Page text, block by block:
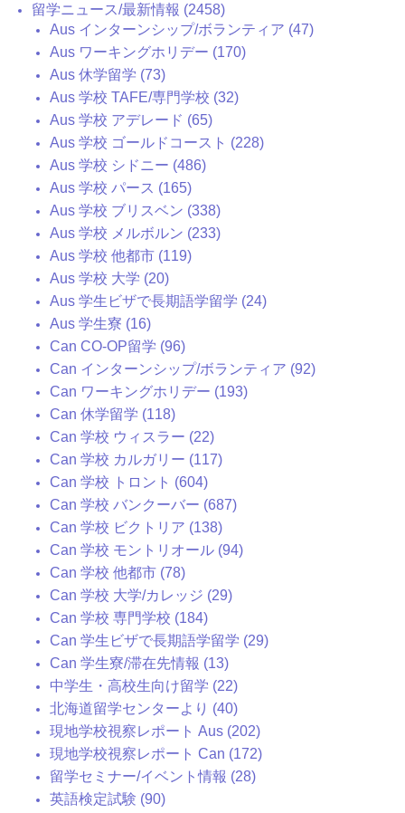
留学ニュース/最新情報 (2458)
Aus インターンシップ/ボランティア (47)
Aus ワーキングホリデー (170)
Aus 休学留学 (73)
Aus 学校 TAFE/専門学校 (32)
Aus 学校 アデレード (65)
Aus 学校 ゴールドコースト (228)
Aus 学校 シドニー (486)
Aus 学校 パース (165)
Aus 学校 ブリスベン (338)
Aus 学校 メルボルン (233)
Aus 学校 他都市 (119)
Aus 学校 大学 (20)
Aus 学生ビザで長期語学留学 (24)
Aus 学生寮 (16)
Can CO-OP留学 (96)
Can インターンシップ/ボランティア (92)
Can ワーキングホリデー (193)
Can 休学留学 (118)
Can 学校 ウィスラー (22)
Can 学校 カルガリー (117)
Can 学校 トロント (604)
Can 学校 バンクーバー (687)
Can 学校 ビクトリア (138)
Can 学校 モントリオール (94)
Can 学校 他都市 (78)
Can 学校 大学/カレッジ (29)
Can 学校 専門学校 (184)
Can 学生ビザで長期語学留学 (29)
Can 学生寮/滞在先情報 (13)
中学生・高校生向け留学 (22)
北海道留学センターより (40)
現地学校視察レポート Aus (202)
現地学校視察レポート Can (172)
留学セミナー/イベント情報 (28)
英語検定試験 (90)